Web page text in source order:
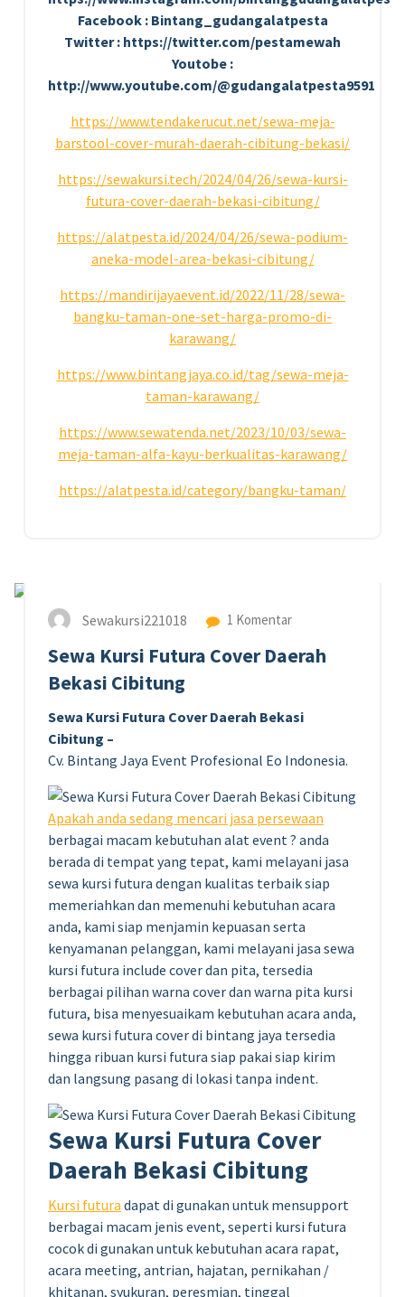
Facebook : Bintang_gudangalatpesta
Twitter : https://twitter.com/pestamewah
Youtobe :
http://www.youtube.com/@gudangalatpesta9591
https://www.tendakerucut.net/sewa-meja-
barstool-cover-murah-daerah-cibitung-bekasi/
https://sewakursi.tech/2024/04/26/sewa-kursi-
futura-cover-daerah-bekasi-cibitung/
https://alatpesta.id/2024/04/26/sewa-podium-
aneka-model-area-bekasi-cibitung/
https://mandirijayaevent.id/2022/11/28/sewa-
bangku-taman-one-set-harga-promo-di-
karawang/
https://www.bintangjaya.co.id/tag/sewa-meja-
taman-karawang/
https://www.sewatenda.net/2023/10/03/sewa-
meja-taman-alfa-kayu-berkualitas-karawang/
https://alatpesta.id/category/bangku-taman/
Sewakursi221018 1 Komentar
Sewa Kursi Futura Cover Daerah
Bekasi Cibitung
Sewa Kursi Futura Cover Daerah Bekasi
Cibitung –
Cv. Bintang Jaya Event Profesional Eo Indonesia.
Apakah anda sedang mencari jasa persewaan
berbagai macam kebutuhan alat event ? anda
berada di tempat yang tepat, kami melayani jasa
sewa kursi futura dengan kualitas terbaik siap
memeriahkan dan memenuhi kebutuhan acara
anda, kami siap menjamin kepuasan serta
kenyamanan pelanggan, kami melayani jasa sewa
kursi futura include cover dan pita, tersedia
berbagai pilihan warna cover dan warna pita kursi
futura, bisa menyesuaikam kebutuhan acara anda,
sewa kursi futura cover di bintang jaya tersedia
hingga ribuan kursi futura siap pakai siap kirim
dan langsung pasang di lokasi tanpa indent.
Sewa Kursi Futura Cover
Daerah Bekasi Cibitung
Kursi futura dapat di gunakan untuk mensupport
berbagai macam jenis event, seperti kursi futura
cocok di gunakan untuk kebutuhan acara rapat,
acara meeting, antrian, hajatan, pernikahan /
khitanan, syukuran, peresmian, tinggal